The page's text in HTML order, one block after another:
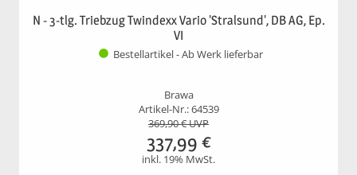
N - 3-tlg. Triebzug Twindexx Vario 'Stralsund', DB AG, Ep.
VI
Bestellartikel - Ab Werk lieferbar
Brawa
Artikel-Nr.: 64539
369,90€ UVP
337,99 €
inkl. 19% MwSt.